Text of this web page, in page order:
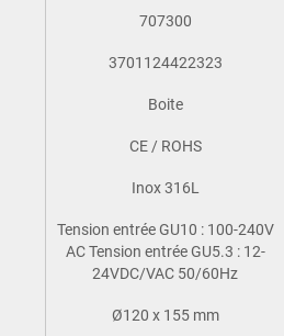
707300
3701124422323
Boite
CE / ROHS
Inox 316L
Tension entrée GU10 : 100-240V
AC Tension entrée GU5.3 : 12-
24VDC/VAC 50/60Hz
Ø120 x 155 mm